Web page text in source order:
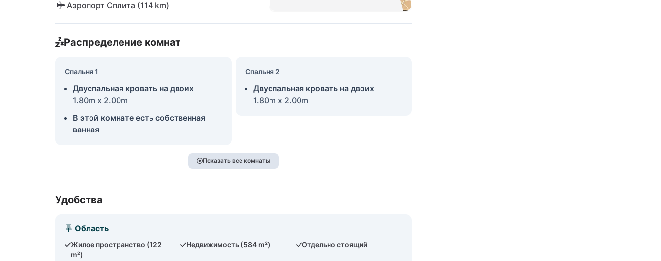
Аэропорт Сплита (114 km)
Распределение комнат
Спальня 1
Двуспальная кровать на двоих
1.80m x 2.00m
В этой комнате есть собственная
ванная
Спальня 2
Двуспальная кровать на двоих
1.80m x 2.00m
Показать все комнаты
Удобства
Область
Жилое пространство (122
m²)
Недвижимость (584 m²) Отдельно стоящий